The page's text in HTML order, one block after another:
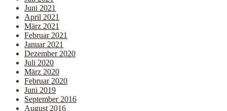
Juni 2021
April 2021
März 2021
Februar 2021
Januar 2021
Dezember 2020
Juli 2020
März 2020
Februar 2020
Juni 2019
September 2016
August 2016